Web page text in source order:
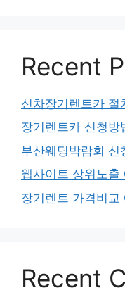
Recent
신차장기렌트카 절
장기렌트카 신청방
부산웨딩박람회 신
웹사이트 상위노출
장기렌트 가격비
Recent